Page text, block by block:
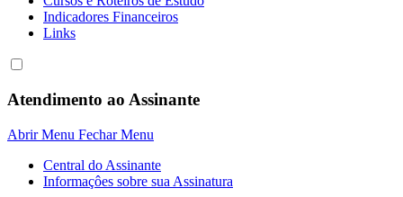
Indicadores Financeiros
Links
Atendimento ao Assinante
Abrir Menu Fechar Menu
Central do Assinante
Informaçôes sobre sua Assinatura